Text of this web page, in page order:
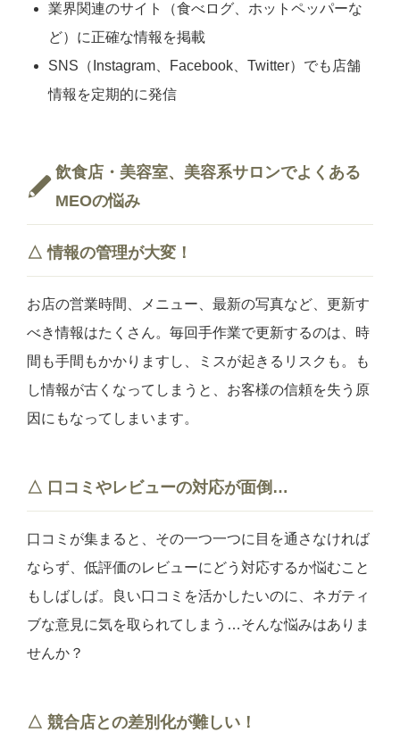
業界関連のサイト（食べログ、ホットペッパーな
ど）に正確な情報を掲載
SNS（Instagram、Facebook、Twitter）でも店舗
情報を定期的に発信
飲食店・美容室、美容系サロンでよくある
MEOの悩み
△ 情報の管理が大変！
お店の営業時間、メニュー、最新の写真など、更新す
べき情報はたくさん。毎回手作業で更新するのは、時
間も手間もかかりますし、ミスが起きるリスクも。も
し情報が古くなってしまうと、お客様の信頼を失う原
因にもなってしまいます。
△ 口コミやレビューの対応が面倒…
口コミが集まると、その一つ一つに目を通さなければ
ならず、低評価のレビューにどう対応するか悩むこと
もしばしば。良い口コミを活かしたいのに、ネガティ
ブな意見に気を取られてしまう…そんな悩みはありま
せんか？
△ 競合店との差別化が難しい！